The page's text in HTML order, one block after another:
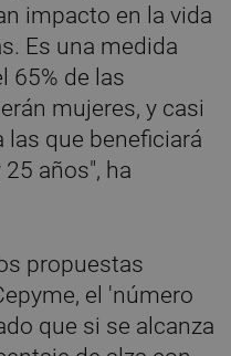
impacto en la vida
Es una medida
65% de las
mujeres, y casi
las que beneficiará
años", ha
propuestas
el 'número
que si se alcanza